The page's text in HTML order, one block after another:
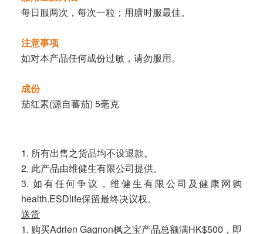
每日服两次，每次一粒；用膳时服最佳。
注意事项
如对本产品任何成份过敏，请勿服用。
成份
茄红素(源自蕃茄) 5毫克
1. 所有出售之货品均不设退款。
2. 此产品由维健生有限公司提供。
3. 如有任何争议，维健生有限公司及健康网购
health.ESDlife保留最终决议权。
送货
1. 购买Adrien Gagnon枫之宝产品总额满HK$500，即